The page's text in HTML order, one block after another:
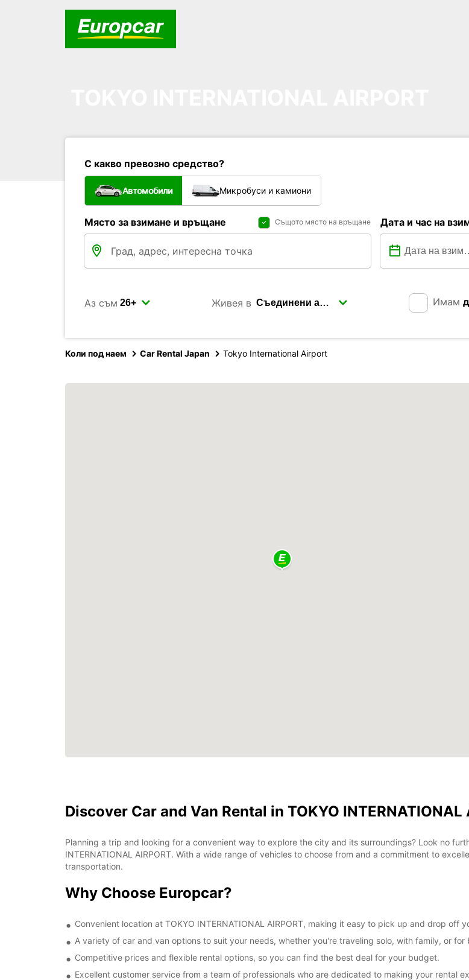
С какво превозно средство?
Автомобили Микробуси и камиони
Място за взимане и връщане Същото място на връщане Дата и час на
Аз съм Живея в Имам
Коли под наем Car Rental Japan Tokyo International Airport
Discover Car and Van Rental in TOKYO
Planning a trip and looking for a convenient way to explore the city and its surroundings? Look no
INTERNATIONAL AIRPORT. With a wide range of vehicles to choose from and a commitment to
transportation.
Why Choose Europcar?
Convenient location at TOKYO INTERNATIONAL AIRPORT, making it easy to pick up and drop off
A variety of car and van options to suit your needs, whether you're traveling solo, with family, or for
Competitive prices and flexible rental options, so you can find the best deal for your budget.
Excellent customer service from a team of professionals who are dedicated to making your rental